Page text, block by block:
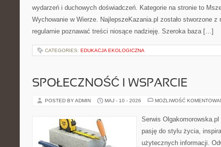
wydarzeń i duchowych doświadczeń. Kategorie na stronie to
Wychowanie w Wierze. NajlepszeKazania.pl zostało stworzone
regularnie poznawać treści niosące nadzieję. Szeroka baza […]
CATEGORIES: EDUKACJA EKOLOGICZNA
SPOŁECZNOŚĆ I WSPARCIE
POSTED BY ADMIN MAJ - 10 - 2026 MOŻLIWOŚĆ
Serwis
pasję do stylu życia,
użytecznych informacji.